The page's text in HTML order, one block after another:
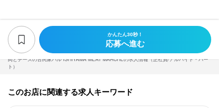
肉とチーズの古民家バル ISHIYAMA MEAT MARCHEの求人情報（正社員/アルバイト・パー
ト）
かんたん30秒！
応募へ進む
このお店に関連する求人キーワード
滋賀県大津市松原町9-29
連絡先
077-572-7329
法人名・事業者名
株式会社シックスセンス
滋賀県大津市松原町9-29
連絡先
077-572-7329
法人名・事業者名
株式会社シックスセンス